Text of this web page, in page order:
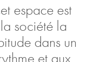
espace est
société la
dans un